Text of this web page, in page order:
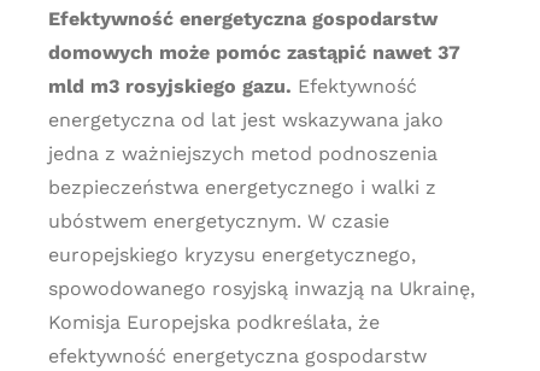
Efektywność energetyczna gospodarstw
domowych może pomóc zastąpić nawet 37
mld m3 rosyjskiego gazu. Efektywność
energetyczna od lat jest wskazywana jako
jedna z ważniejszych metod podnoszenia
bezpieczeństwa energetycznego i walki z
ubóstwem energetycznym. W czasie
europejskiego kryzysu energetycznego,
spowodowanego rosyjską inwazją na Ukrainę,
Komisja Europejska podkreślała, że
efektywność energetyczna gospodarstw